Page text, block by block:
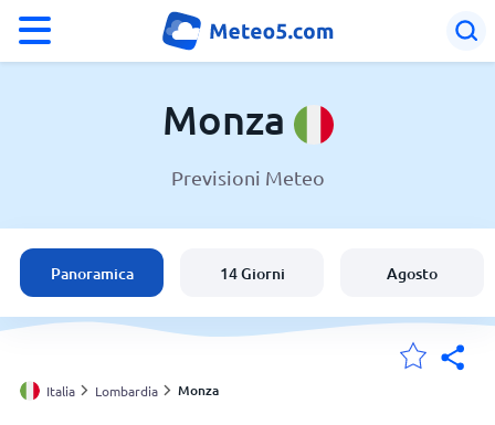
Italia
Svizzera
Le mie località
Monza
Previsioni Meteo
Panoramica 14 Giorni Agosto
Italia Lombardia Monza